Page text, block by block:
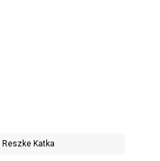
Reszke Katka